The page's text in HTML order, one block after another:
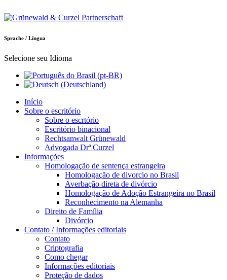
Sprache / Língua
Selecione seu Idioma
Início
Sobre o escritório
Sobre o escrtório
Escritório binacional
Rechtsanwalt Grünewald
Advogada Drª Curzel
Informações
Homologação de sentença estrangeira
Homologação de divorcio no Brasil
Averbação direta de divórcio
Homologação de Adoção Estrangeira no Brasil
Reconhecimento na Alemanha
Direito de Família
Divórcio
Contato / Informações editoriais
Contato
Criptografia
Como chegar
Informações editoriais
Proteção de dados